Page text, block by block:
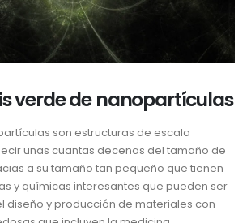
verde de nanopartículas
son estructuras de escala
unas cuantas decenas del tamaño de
a su tamaño tan pequeño que tienen
y químicas interesantes que pueden ser
diseño y producción de materiales con